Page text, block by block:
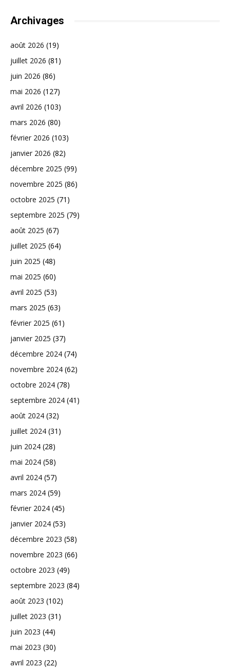
Archivages
août 2026 (19)
juillet 2026 (81)
juin 2026 (86)
mai 2026 (127)
avril 2026 (103)
mars 2026 (80)
février 2026 (103)
janvier 2026 (82)
décembre 2025 (99)
novembre 2025 (86)
octobre 2025 (71)
septembre 2025 (79)
août 2025 (67)
juillet 2025 (64)
juin 2025 (48)
mai 2025 (60)
avril 2025 (53)
mars 2025 (63)
février 2025 (61)
janvier 2025 (37)
décembre 2024 (74)
novembre 2024 (62)
octobre 2024 (78)
septembre 2024 (41)
août 2024 (32)
juillet 2024 (31)
juin 2024 (28)
mai 2024 (58)
avril 2024 (57)
mars 2024 (59)
février 2024 (45)
janvier 2024 (53)
décembre 2023 (58)
novembre 2023 (66)
octobre 2023 (49)
septembre 2023 (84)
août 2023 (102)
juillet 2023 (31)
juin 2023 (44)
mai 2023 (30)
avril 2023 (22)